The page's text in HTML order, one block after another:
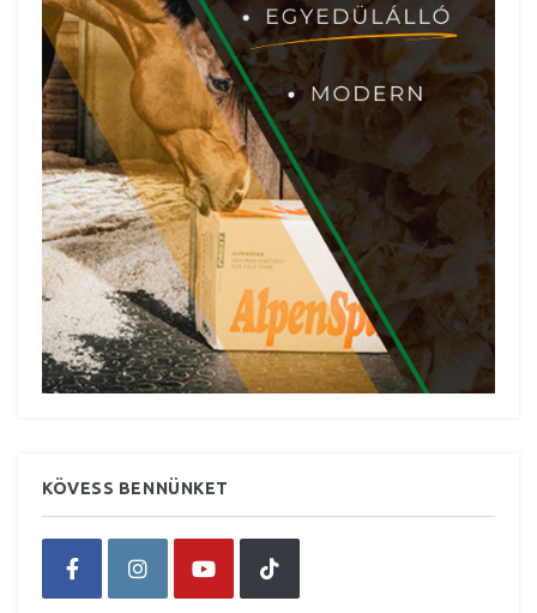
KÖVESS BENNÜNKET